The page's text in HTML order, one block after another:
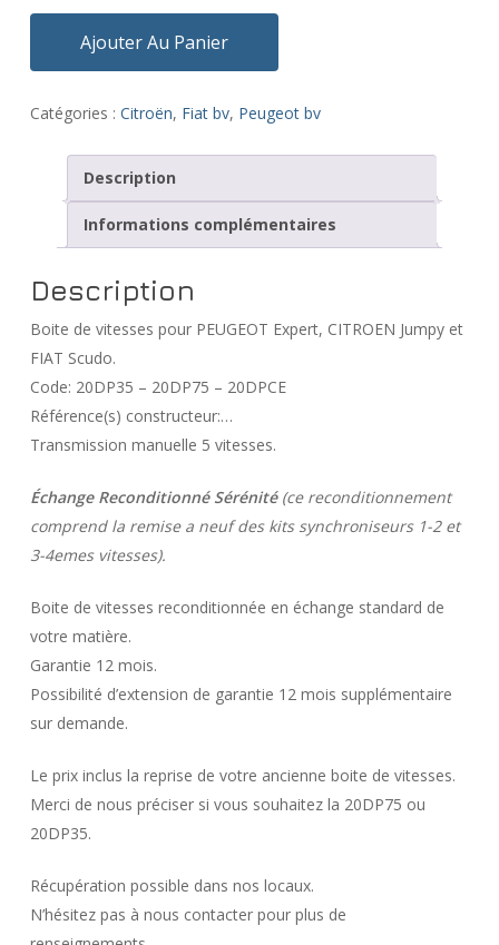
Ajouter Au Panier
Catégories : Citroën, Fiat bv, Peugeot bv
Description
Informations complémentaires
Description
Boite de vitesses pour PEUGEOT Expert, CITROEN Jumpy et
FIAT Scudo.
Code: 20DP35 – 20DP75 – 20DPCE
Référence(s) constructeur:…
Transmission manuelle 5 vitesses.
Échange Reconditionné Sérénité (ce reconditionnement
comprend la remise a neuf des kits synchroniseurs 1-2 et
3-4emes vitesses).
Boite de vitesses reconditionnée en échange standard de
votre matière.
Garantie 12 mois.
Possibilité d’extension de garantie 12 mois supplémentaire
sur demande.
Le prix inclus la reprise de votre ancienne boite de vitesses.
Merci de nous préciser si vous souhaitez la 20DP75 ou
20DP35.
Récupération possible dans nos locaux.
N’hésitez pas à nous contacter pour plus de